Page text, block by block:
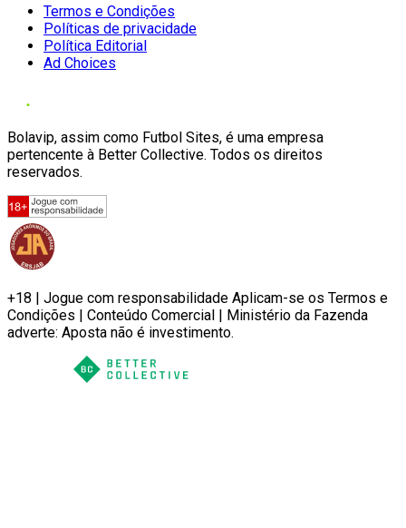
Termos e Condições
Políticas de privacidade
Política Editorial
Ad Choices
Bolavip, assim como Futbol Sites, é uma empresa
pertencente à Better Collective. Todos os direitos
reservados.
+18 | Jogue com responsabilidade Aplicam-se os Termos e
Condições | Conteúdo Comercial | Ministério da Fazenda
adverte: Aposta não é investimento.